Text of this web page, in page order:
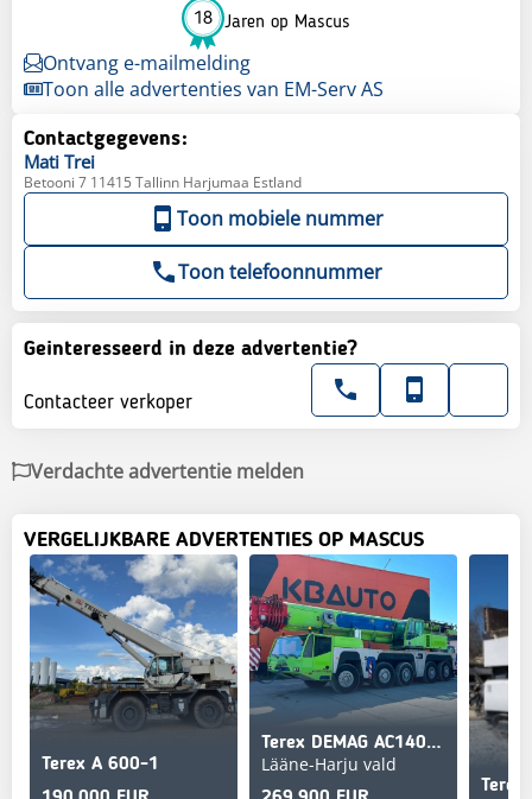
18 Jaren op Mascus
Ontvang e-mailmelding
Toon alle advertenties van EM-Serv AS
Contactgegevens:
Mati Trei
Betooni 7 11415 Tallinn Harjumaa Estland
Toon mobiele nummer
Toon telefoonnummer
Geinteresseerd in deze advertentie?
Contacteer verkoper
Verdachte advertentie melden
VERGELIJKBARE ADVERTENTIES OP MASCUS
Terex A 600-1
Terex DEMAG AC140 10x8 MAX. LIFTING CAPACITY 140 ton / M
Lääne-Harju vald
Terex